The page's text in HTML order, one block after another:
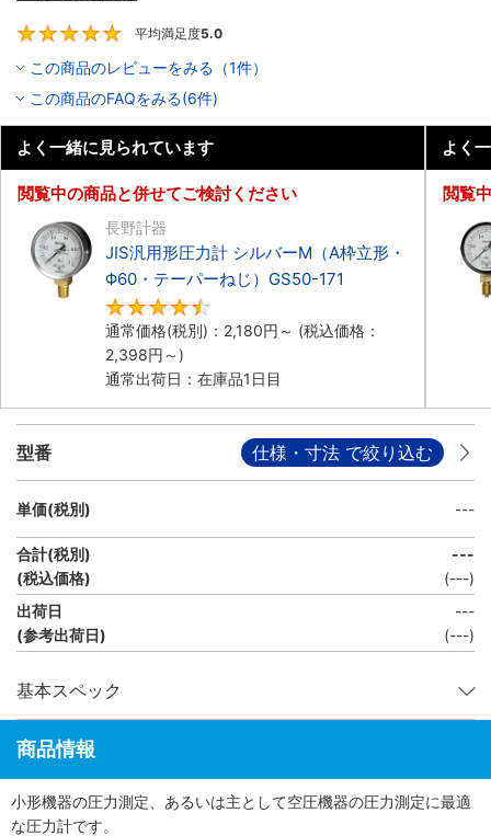
平均満足度5.0
この商品のレビューをみる（1件）
この商品のFAQをみる(6件)
よく一緒に見られています
閲覧中の商品と併せてご検討ください
長野計器
JIS汎用形圧力計 シルバーM（A枠立形・
Φ60・テーパーねじ）GS50-171
通常価格(税別)： 2,180円 ～ (税込価格：
2,398円 ～)
通常出荷日：在庫品1日目
よく
閲覧
型番 仕様・寸法 で絞り込む
単価(税別) ---
合計(税別)
(税込価格)
---
(---)
出荷日
(参考出荷日)
---
(---)
基本スペック
商品情報
小形機器の圧力測定、あるいは主として空圧機器の圧力測定に最適
な圧力計です。